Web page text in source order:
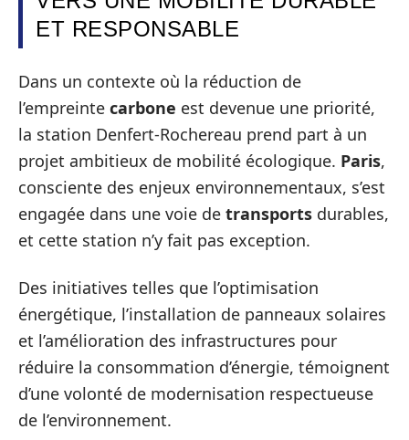
ET RESPONSABLE
Dans un contexte où la réduction de
l’empreinte carbone est devenue une priorité,
la station Denfert-Rochereau prend part à un
projet ambitieux de mobilité écologique. Paris,
consciente des enjeux environnementaux, s’est
engagée dans une voie de transports durables,
et cette station n’y fait pas exception.
Des initiatives telles que l’optimisation
énergétique, l’installation de panneaux solaires
et l’amélioration des infrastructures pour
réduire la consommation d’énergie, témoignent
d’une volonté de modernisation respectueuse
de l’environnement.